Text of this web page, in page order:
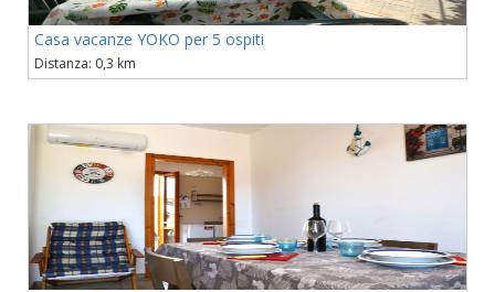
Casa vacanze YOKO per 5 ospiti
Distanza: 0,3 km